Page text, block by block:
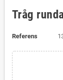
Tråg
Referens